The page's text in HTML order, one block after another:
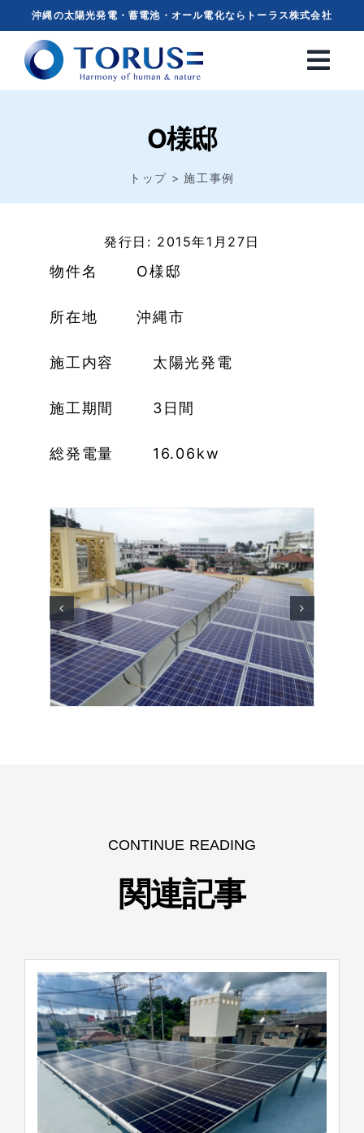
content
沖縄の太陽光発電・蓄電池・オール電化ならトーラス株式会社
O様邸
トップ 施工事例
発行日: 2015年1月27日
物件名 O様邸
所在地 沖縄市
施工内容 太陽光発電
施工期間 3日間
総発電量 16.06kw
CONTINUE READING
関連記事